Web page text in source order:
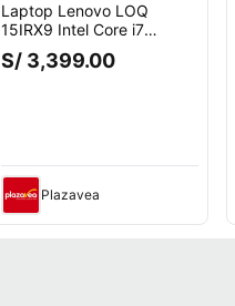
Laptop Lenovo LOQ
15IRX9 Intel Core i7
13650HX 28GB RAM
512GB SSD 6GB RTX 3050
S/ 3,399.00
Plazavea